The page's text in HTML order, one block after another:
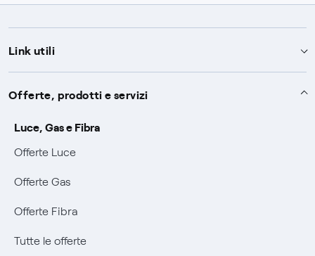
Link utili
Assistenza
Avvisi
SOS luce e gas
Conciliazioni e risoluzione delle controversie
Negoziazione paritetica
Informazioni Sisma
Servizi
Servizio di salvaguardia
Servizio default di distribuzione
Tutele graduali
FUI
Collabora con noi
Sponsorizzazioni
Diventa nostro partner
Modulistica e reclami
Offerte, prodotti e servizi
Luce, Gas e Fibra
Offerte Luce
Offerte Gas
Offerte Fibra
Tutte le offerte